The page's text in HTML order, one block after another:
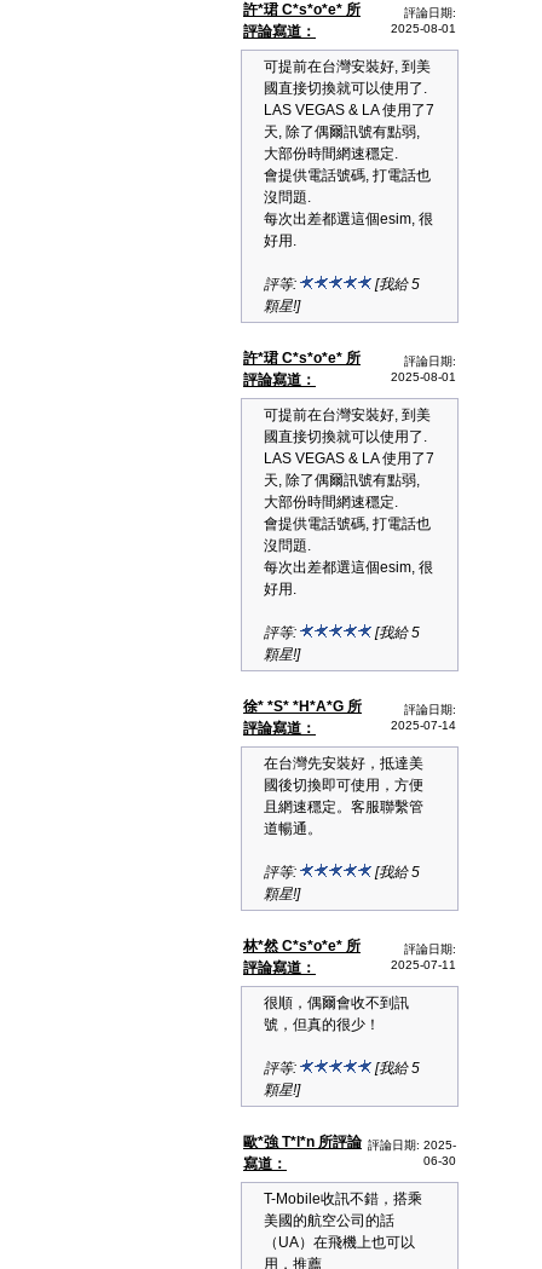
許*珺 C*s*o*e* 所
評論寫道：
評論日期:
2025-08-01
可提前在台灣安裝好, 到美
國直接切換就可以使用了.
LAS VEGAS & LA 使用了7
天, 除了偶爾訊號有點弱,
大部份時間網速穩定.
會提供電話號碼, 打電話也
沒問題.
每次出差都選這個esim, 很
好用.
評等:
[我給 5
顆星!]
許*珺 C*s*o*e* 所
評論寫道：
評論日期:
2025-08-01
可提前在台灣安裝好, 到美
國直接切換就可以使用了.
LAS VEGAS & LA 使用了7
天, 除了偶爾訊號有點弱,
大部份時間網速穩定.
會提供電話號碼, 打電話也
沒問題.
每次出差都選這個esim, 很
好用.
評等:
[我給 5
顆星!]
徐* *S* *H*A*G 所
評論寫道：
評論日期:
2025-07-14
在台灣先安裝好，抵達美
國後切換即可使用，方便
且網速穩定。客服聯繫管
道暢通。
評等:
[我給 5
顆星!]
林*然 C*s*o*e* 所
評論寫道：
評論日期:
2025-07-11
很順，偶爾會收不到訊
號，但真的很少！
評等:
[我給 5
顆星!]
歐*強 T*l*n 所評論
寫道：
評論日期: 2025-
06-30
T-Mobile收訊不錯，搭乘
美國的航空公司的話
（UA）在飛機上也可以
用，推薦